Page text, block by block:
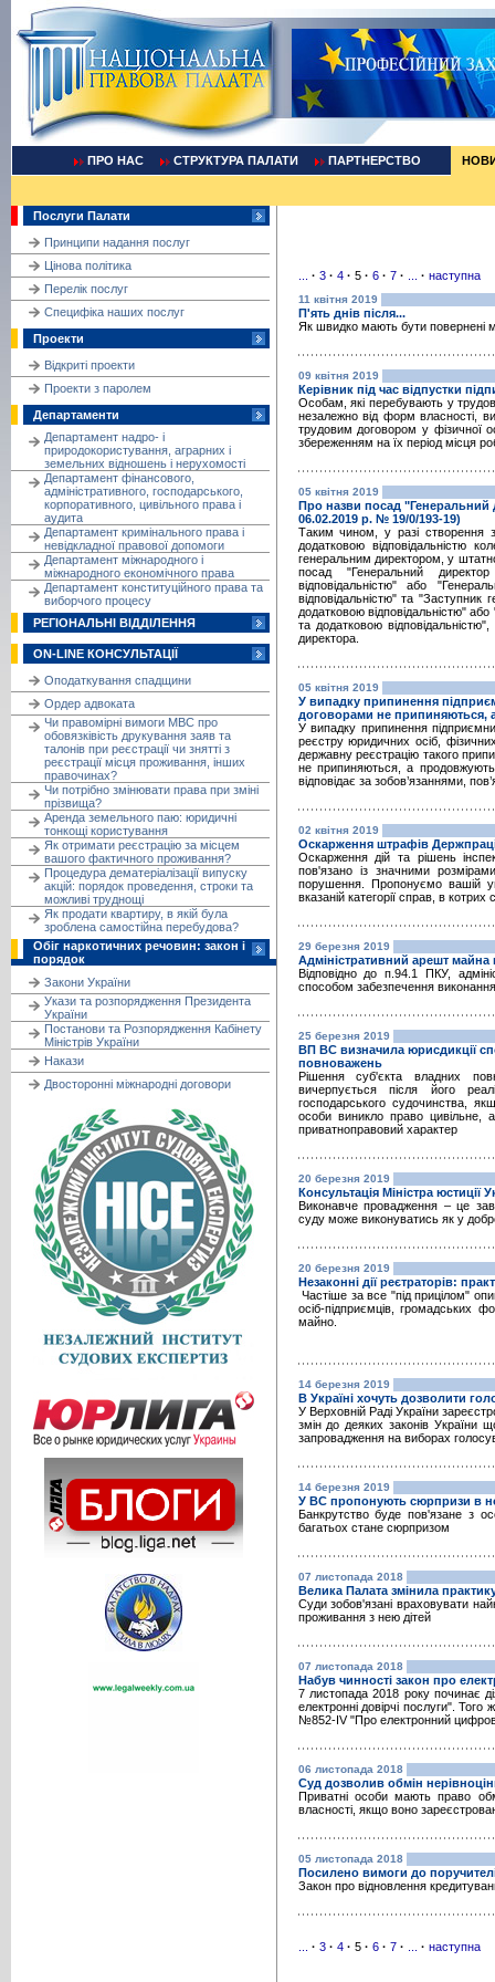
ПРО НАС СТРУКТУРА ПАЛАТИ ПАРТНЕРСТВО
Послуги Палати
Принципи надання послуг
Цінова політика
Перелік послуг
Cпецифіка наших послуг
Проекти
Відкриті проекти
Проекти з паролем
Департаменти
Департамент надро- і
природокористування, аграрних і
земельних відношень і нерухомості
Департамент фінансового,
адміністративного, господарського,
корпоративного, цивільного права і
аудита
Департамент кримінального права і
невідкладної правової допомоги
Департамент міжнародного і
міжнародного економічного права
Департамент конституційного права та
виборчого процесу
РЕГІОНАЛЬНІ ВІДДІЛЕННЯ
ON-LINE КОНСУЛЬТАЦІЇ
Оподаткування спадщини
Ордер адвоката
Чи правомірні вимоги МВС про
обовязківість друкування заяв та
талонів при реєстрації чи знятті з
реєстрації місця проживання, інших
правочинах?
Чи потрібно змінювати права при зміні
прізвища?
Аренда земельного паю: юридичні
тонкощі користування
Як отримати реєстрацію за місцем
вашого фактичного проживання?
Процедура дематеріалізації випуску
акцій: порядок проведення, строки та
можливі труднощі
Як продати квартиру, в якій була
зроблена самостійна перебудова?
Обіг наркотичних речовин: закон і
порядок
Закони України
Укази та розпорядження Президента
України
Постанови та Розпорядження Кабінету
Міністрів України
Накази
Двосторонні міжнародні договори
· 3 · 4 · 5 · 6 · 7 · · наступна
11 квітня 2019
П'ять днів після...
Як швидко мають бути повернені
09 квітня 2019
Керівник під час відпустки
Особам, які перебувають у
незалежно від форм власності,
трудовим договором у фізичної
збереженням на їх період місця
05 квітня 2019
Про назви посад "Генеральний
06.02.2019 р. № 19/0/193-19)
Таким чином, у разі створення
додатковою відповідальністю
генеральним директором, у
посад "Генеральний
відповідальністю" або
відповідальністю" та "Заступник
додатковою відповідальністю"
та додатковою
директора.
05 квітня 2019
У випадку припинення
договорами не припиняються,
У випадку припинення
реєстру юридичних осіб,
державну реєстрацію такого
не припиняються, а продовжують
відповідає за зобов’язаннями,
02 квітня 2019
Оскарження штрафів
Оскарження дій та рішень
пов'язано із значними
порушення. Пропонуємо вашій
вказаній категорії справ, в
29 березня 2019
Адміністративний арешт майна
Відповідно до п.94.1 ПКУ,
способом забезпечення
25 березня 2019
ВП ВС визначила юрисдикції
повноважень
Рішення суб'єкта владних
вичерпується після його
господарського судочинства,
особи виникло право цивільне,
приватноправовий характер
20 березня 2019
Консультація Міністра
Виконавче провадження – це
суду може виконуватись як у
20 березня 2019
Незаконні дії реєтраторів:
Частіше за все "під прицілом"
осіб-підприємців,
майно.
14 березня 2019
В Україні хочуть дозволити
У Верховній Раді України
змін до деяких законів України
запровадження на виборах
14 березня 2019
У ВС пропонують сюрпризи в
Банкрутство буде пов'язане з
багатьох стане сюрпризом
07 листопада 2018
Велика Палата змінила
Суди зобов'язані враховувати
проживання з нею дітей
07 листопада 2018
Набув чинності закон про
7 листопада 2018 року починає
електронні довірчі послуги".
№852-IV "Про електронний
06 листопада 2018
Суд дозволив обмін
Приватні особи мають право
власності, якщо воно
05 листопада 2018
Посилено вимоги до
Закон про відновлення
· 3 · 4 · 5 · 6 · 7 · · наступна